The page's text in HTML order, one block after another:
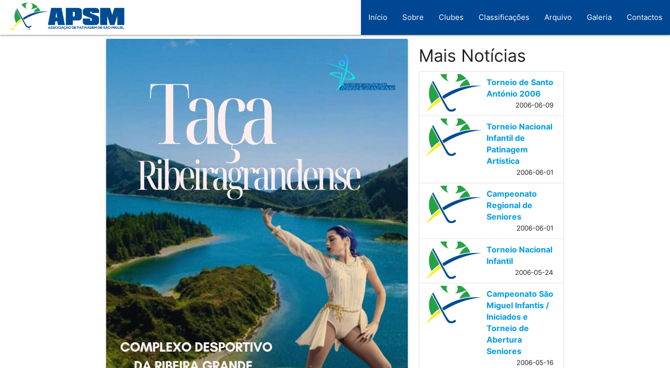
Início Sobre Clubes Classificações Arquivo Galeria Contactos
Mais Notícias
Torneio de Santo
António 2006
2006-06-09
Torneio Nacional
Infantil de
Patinagem
Artística
2006-06-01
Campeonato
Regional de
Seniores
2006-06-01
Torneio Nacional
Infantil
2006-05-24
Campeonato São
Miguel Infantis /
Iniciados e
Torneio de
Abertura
Seniores
2006-05-16